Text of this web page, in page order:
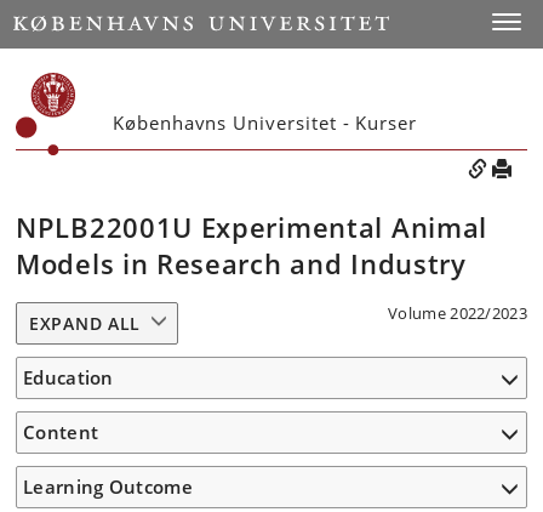
Københavns Universitet - Kurser
NPLB22001U Experimental Animal
Models in Research and Industry
Volume 2022/2023
EXPAND ALL
Education
Content
Learning Outcome